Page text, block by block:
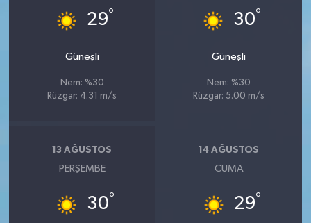
29°
Güneşli
Nem: %30
Rüzgar: 4.31 m/s
30°
Güneşli
Nem: %30
Rüzgar: 5.00 m/s
13 AĞUSTOS
PERŞEMBE
30°
14 AĞUSTOS
CUMA
29°